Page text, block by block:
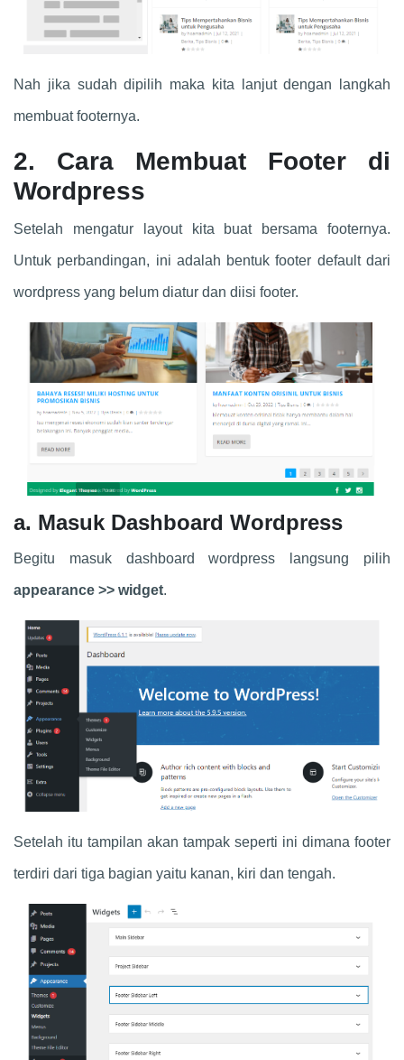
Nah jika sudah dipilih maka kita lanjut dengan langkah
membuat footernya.
2. Cara Membuat Footer di
Wordpress
Setelah mengatur layout kita buat bersama footernya.
Untuk perbandingan, ini adalah bentuk footer default dari
wordpress yang belum diatur dan diisi footer.
a. Masuk Dashboard Wordpress
Begitu masuk dashboard wordpress langsung pilih
appearance >> widget.
Setelah itu tampilan akan tampak seperti ini dimana footer
terdiri dari tiga bagian yaitu kanan, kiri dan tengah.